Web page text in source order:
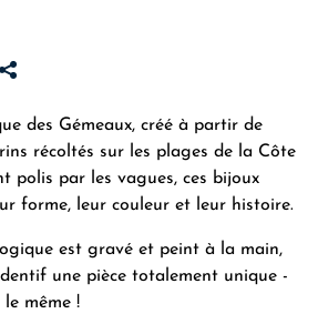
des Gémeaux, créé à partir de
récoltés sur les plages de la Côte
polis par les vagues, ces bijoux
forme, leur couleur et leur histoire.
est gravé et peint à la main,
une pièce totalement unique -
même !